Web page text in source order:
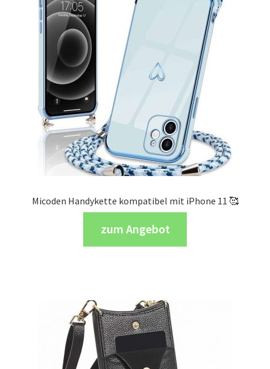
Micoden Handykette kompatibel mit iPhone 11 🥰
zum Angebot